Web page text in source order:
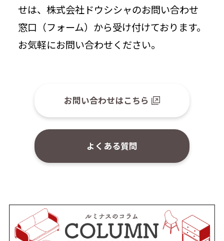
せは、株式会社ドウシシャのお問い合わせ
窓口（フォーム）から受け付けております。
お気軽にお問い合わせください。
お問い合わせはこちら
よくある質問